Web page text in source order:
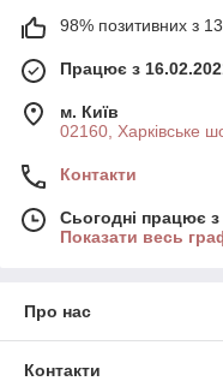
98% позитивних з
Працює з
м. Київ
02160, Харківське
Контакти
Сьогодні працює
Показати весь
Про нас
Контакти